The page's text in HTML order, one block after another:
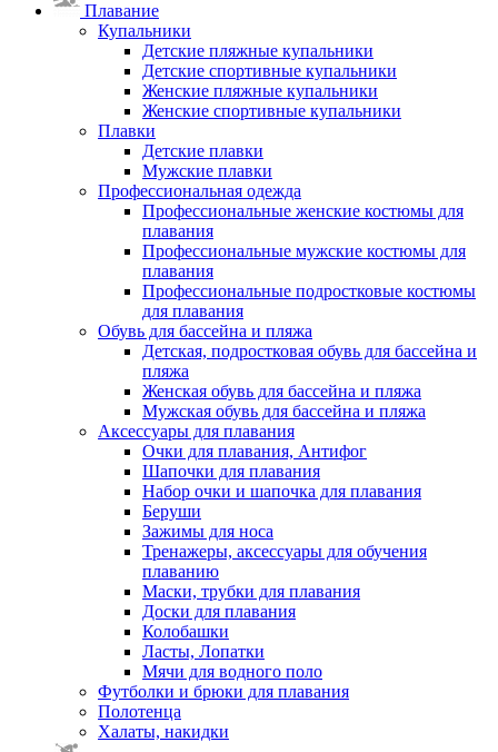
Плавание
Купальники
Детские пляжные купальники
Детские спортивные купальники
Женские пляжные купальники
Женские спортивные купальники
Плавки
Детские плавки
Мужские плавки
Профессиональная одежда
Профессиональные женские костюмы для
плавания
Профессиональные мужские костюмы для
плавания
Профессиональные подростковые костюмы
для плавания
Обувь для бассейна и пляжа
Детская, подростковая обувь для бассейна и
пляжа
Женская обувь для бассейна и пляжа
Мужская обувь для бассейна и пляжа
Аксессуары для плавания
Очки для плавания, Антифог
Шапочки для плавания
Набор очки и шапочка для плавания
Беруши
Зажимы для носа
Тренажеры, аксессуары для обучения
плаванию
Маски, трубки для плавания
Доски для плавания
Колобашки
Ласты, Лопатки
Мячи для водного поло
Футболки и брюки для плавания
Полотенца
Халаты, накидки